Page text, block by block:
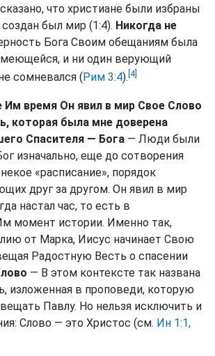
что христиане были избраны
был мир (1:4). Никогда не
Бога Своим обещаниям была
и ни один верующий
сомневался ( Рим 3:4). [4]
Им время Он явил в мир Свое Слово
которая была мне доверена
Спасителя — Бога — Люди были
изначально, еще до сотворения
«расписание», порядок
друг за другом. Он явил в мир
настал час, то есть в
момент истории. Именно так,
от Марка, Иисус начинает Свою
Радостную Весть о спасении
— В этом контексте так названа
изложенная в проповеди, которую
Павлу. Но нельзя исключить и
Слово — это Христос (см. Ин 1:1,